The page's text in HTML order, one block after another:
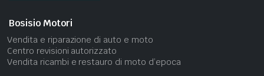
Bosisio Motori
Vendita e riparazione di auto e moto
Centro revisioni autorizzato
Vendita ricambi e restauro di moto d’epoca